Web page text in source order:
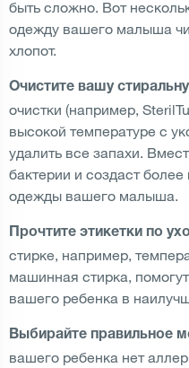
быть сложно. Вот
одежду вашего малыша
хлопот.
Очистите вашу
очистки (например,
высокой температуре с
удалить все запахи.
бактерии и создаст
одежды вашего малыша.
Прочтите этикетки по
стирке, например,
машинная стирка,
вашего ребенка в
Выбирайте правильное
вашего ребенка нет